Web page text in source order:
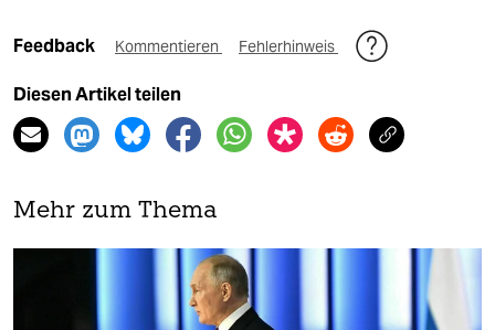
Feedback Kommentieren Fehlerhinweis
Diesen Artikel teilen
Mehr zum Thema